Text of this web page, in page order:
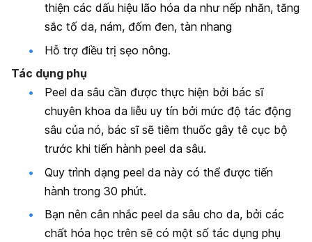
thiện các dấu hiệu lão hóa da như nếp nhăn, tăng
sắc tố da, nám, đốm đen, tàn nhang
Hỗ trợ điều trị sẹo nông.
Tác dụng phụ
Peel da sâu cần được thực hiện bởi bác sĩ
chuyên khoa da liễu uy tín bởi mức độ tác động
sâu của nó, bác sĩ sẽ tiêm thuốc gây tê cục bộ
trước khi tiến hành peel da sâu.
Quy trình dạng peel da này có thể được tiến
hành trong 30 phút.
Bạn nên cân nhắc peel da sâu cho da, bởi các
chất hóa học trên sẽ có một số tác dụng phụ